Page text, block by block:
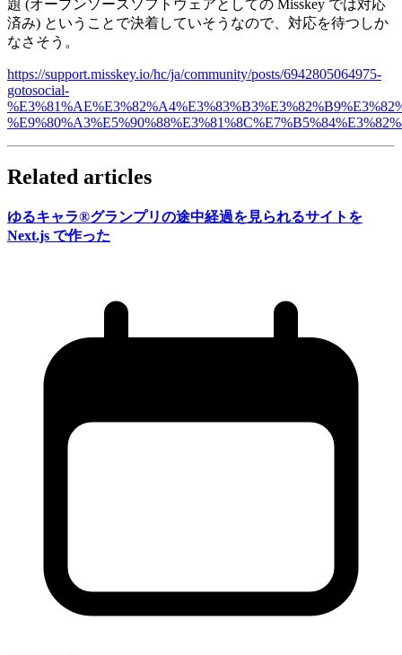
題 (オープンソースソフトウェアとしての Misskey では対応
済み) ということで決着していそうなので、対応を待つしか
なさそう。
https://support.misskey.io/hc/ja/community/posts/6942805064975-
gotosocial-
Related articles
ゆるキャラ®グランプリの途中経過を見られるサイトを
Next.js で作った